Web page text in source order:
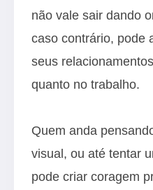
não vale sair dando
caso contrário, pode
seus
quanto no trabalho.
Quem anda
visual, ou até tentar
pode criar coragem